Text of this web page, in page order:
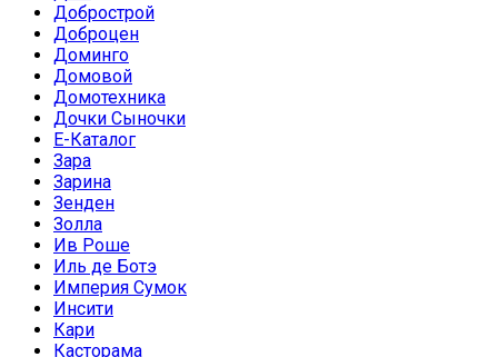
Добрострой
Доброцен
Доминго
Домовой
Домотехника
Дочки Сыночки
Е-Каталог
Зара
Зарина
Зенден
Золла
Ив Роше
Иль де Ботэ
Империя Сумок
Инсити
Кари
Касторама